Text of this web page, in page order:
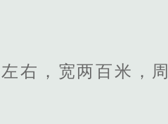
右，宽两百米，